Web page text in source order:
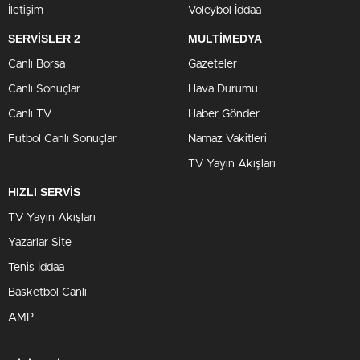
İletişim Voleybol İddaa
SERVİSLER 2
Canlı Borsa
Canlı Sonuçlar
Canlı TV
Futbol Canlı Sonuçlar
MULTİMEDYA
Gazeteler
Hava Durumu
Haber Gönder
Namaz Vakitleri
TV Yayın Akışları
HIZLI SERVİS
TV Yayın Akışları
Yazarlar Site
Tenis İddaa
Basketbol Canlı
AMP